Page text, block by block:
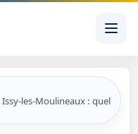
les-Moulineaux : quel